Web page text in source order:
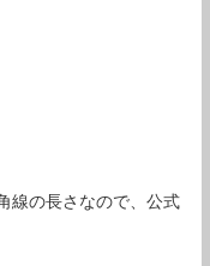
線の長さなので、公式